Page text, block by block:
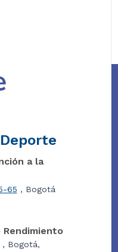
a la
65 , Bogotá
, Bogotá,